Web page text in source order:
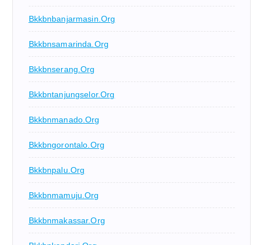
Bkkbnbanjarmasin.org
Bkkbnsamarinda.org
Bkkbnserang.org
Bkkbntanjungselor.org
Bkkbnmanado.org
Bkkbngorontalo.org
Bkkbnpalu.org
Bkkbnmamuju.org
Bkkbnmakassar.org